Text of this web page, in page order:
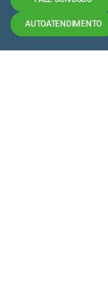
AUTOATENDIMENTO